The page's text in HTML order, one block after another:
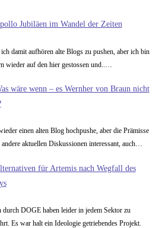
Jubiläen im Wandel der Zeiten
damit aufhören alte Blogs zu pushen, aber ich bin
wieder auf den hier gestossen und..…
wäre wenn – es Wernher von Braun nicht
einen alten Blog hochpushe, aber die Prämisse
aktuellen Diskussionen interessant, auch…
für Artemis nach Wegfall des
durch DOGE haben leider in jedem Sektor zu
Es war halt ein Ideologie getriebendes Projekt.